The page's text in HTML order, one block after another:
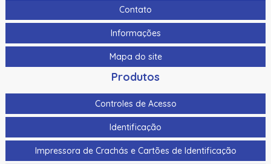
As-1153 | Assa Abloy | Botoeira Em Alumínio
Bat-7 | Assa Abloy | Bateria De Gel Selada
Botao De Panico Sem Fio Hikvision Ds-Pdeb1-Eg2-We(B)
Botao De Saida Quebra Vidro Hikvision Ds-K7Peb/Green
Botao Panico Para Termnais Mobile Hikvision Ds-1530Hmi
Botoeira/Botao De Saida Aco Inoxidavel Hikvision Ds-
Contato
Informações
Mapa do site
Produtos
Controles de Acesso
Identificação
Impressora de Crachás e Cartões de Identificação